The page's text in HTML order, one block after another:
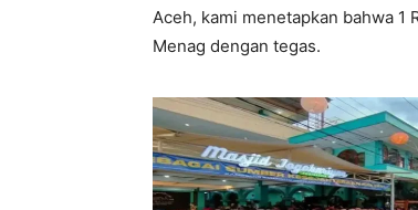
Aceh, kami menetapkan bahwa 1
Menag dengan tegas.